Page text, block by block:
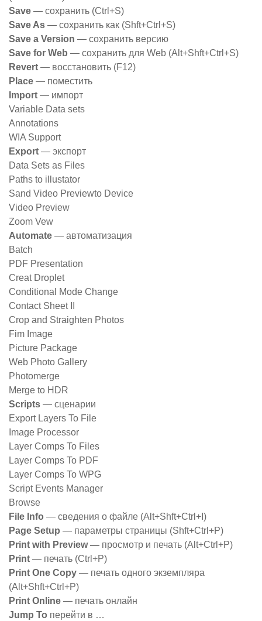
Save — сохранить (Ctrl+S)
Save As — сохранить как (Shft+Ctrl+S)
Save a Version — сохранить версию
Save for Web — сохранить для Web (Alt+Shft+Ctrl+S)
Revert — восстановить (F12)
Place — поместить
Import — импорт
Variable Data sets
Annotations
WIA Support
Export — экспорт
Data Sets as Files
Paths to illustator
Sand Video Previewto Device
Video Preview
Zoom Vew
Automate — автоматизация
Batch
PDF Presentation
Creat Droplet
Conditional Mode Change
Contact Sheet II
Crop and Straighten Photos
Fim Image
Picture Package
Web Photo Gallery
Photomerge
Merge to HDR
Scripts — сценарии
Export Layers To File
Image Processor
Layer Comps To Files
Layer Comps To PDF
Layer Comps To WPG
Script Events Manager
Browse
File Info — сведения о файле (Alt+Shft+Ctrl+I)
Page Setup — параметры страницы (Shft+Ctrl+P)
Print with Preview — просмотр и печать (Alt+Ctrl+P)
Print — печать (Ctrl+P)
Print One Copy — печать одного экземпляра
(Alt+Shft+Ctrl+P)
Print Online — печать онлайн
Jump To перейти в …